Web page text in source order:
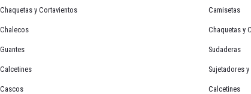
Chaquetas y Cortavientos
Chalecos
Guantes
Calcetines
Cascos
Camisetas
Chaquetas y
Sudaderas
Sujetadores
Calcetines